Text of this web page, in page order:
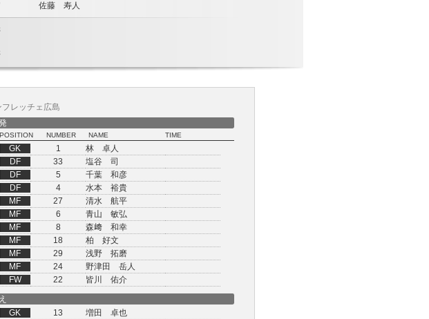
佐藤 寿人
フレッチェ広島
POSITION NUMBER NAME TIME
GK 1
林 卓人
DF
33
塩谷 司
DF
5
千葉 和彦
DF
4
水本 裕貴
MF
27
清水 航平
MF
6
青山 敏弘
MF
8
森﨑 和幸
MF
18
柏 好文
MF
29
浅野 拓磨
MF
24
野津田 岳人
FW
22
皆川 佑介
GK
13
増田 卓也